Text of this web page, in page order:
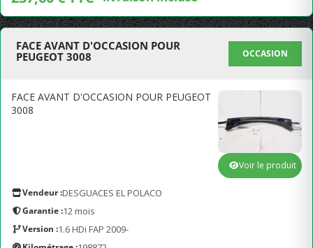
FACE AVANT D'OCCASION POUR
PEUGEOT 3008
OCCASION
FACE AVANT D'OCCASION POUR PEUGEOT
3008
Vendeur :DESGUACES EL POLACO
Garantie :12 mois
Version :1.6 HDi FAP 2009-
Voir le produit